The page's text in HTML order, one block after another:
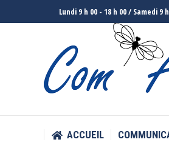
Lundi 9 h 00 - 18 h 00 / Samedi 9
ACCUEIL